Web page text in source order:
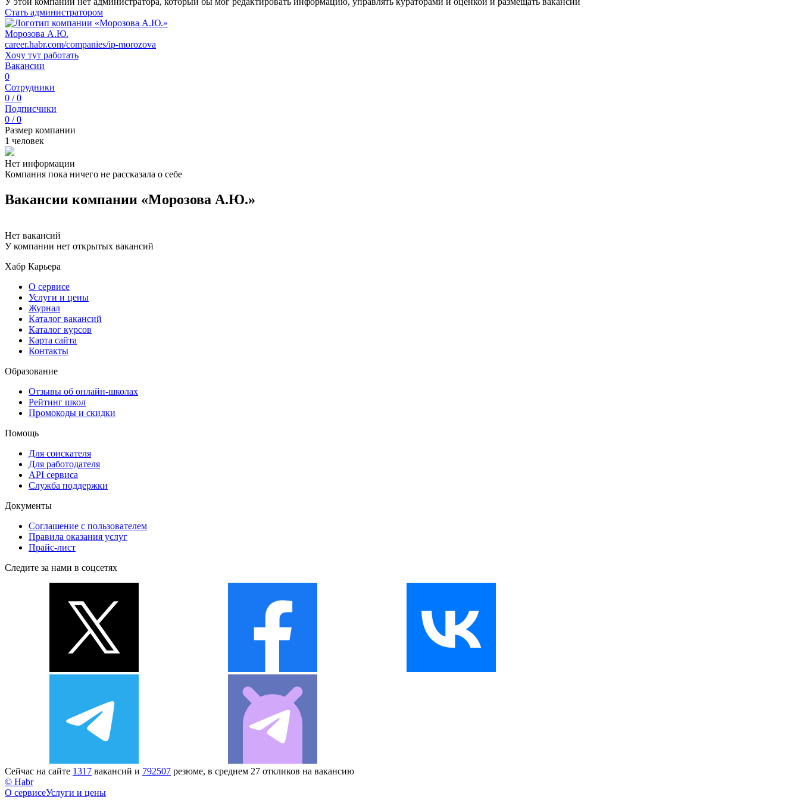
Стать администратором
Морозова А.Ю.
career.habr.com/companies/ip-morozova
Хочу тут работать
Вакансии
0
Сотрудники
0 / 0
Подписчики
0 / 0
Размер компании
1 человек
Нет информации
Компания пока ничего не рассказала о себе
Вакансии компании «Морозова А.Ю.»
Нет вакансий
У компании нет открытых вакансий
Хабр Карьера
О сервисе
Услуги и цены
Журнал
Каталог вакансий
Каталог курсов
Карта сайта
Контакты
Образование
Отзывы об онлайн-школах
Рейтинг школ
Промокоды и скидки
Помощь
Для соискателя
Для работодателя
API сервиса
Служба поддержки
Документы
Соглашение с пользователем
Правила оказания услуг
Прайс-лист
Следите за нами в соцсетях
Сейчас на сайте 1317 вакансий и 792507 резюме, в среднем 27 откликов на вакансию
© Habr
О сервисеУслуги и цены